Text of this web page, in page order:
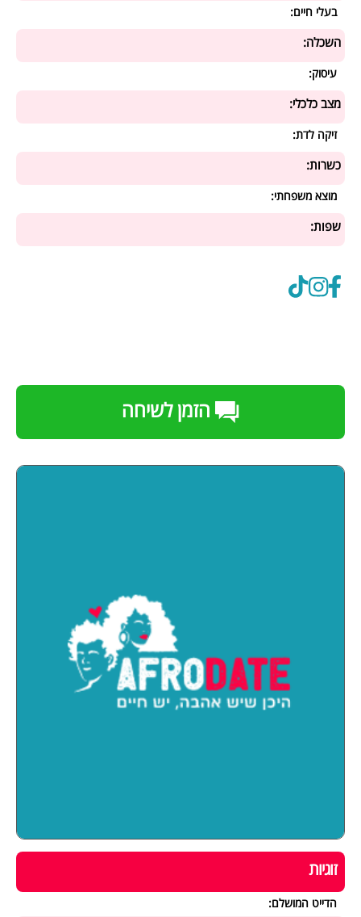
בעלי חיים:
השכלה:
עיסוק:
מצב כלכלי:
זיקה לדת:
כשרות:
מוצא משפחתי:
שפות:
הזמן לשיחה
זוגיות
הדייט המושלם: